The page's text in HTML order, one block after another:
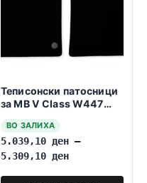
Теписонски патосници
за MB V Class W447
ВО ЗАЛИХА
5.039,10 ден –
5.309,10 ден